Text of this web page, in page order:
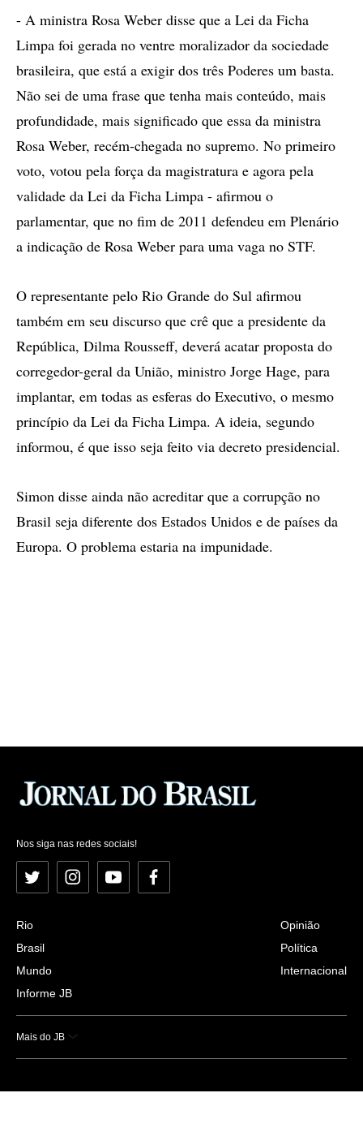
- A ministra Rosa Weber disse que a Lei da Ficha
Limpa foi gerada no ventre moralizador da sociedade
brasileira, que está a exigir dos três Poderes um basta.
Não sei de uma frase que tenha mais conteúdo, mais
profundidade, mais significado que essa da ministra
Rosa Weber, recém-chegada no supremo. No primeiro
voto, votou pela força da magistratura e agora pela
validade da Lei da Ficha Limpa - afirmou o
parlamentar, que no fim de 2011 defendeu em Plenário
a indicação de Rosa Weber para uma vaga no STF.
O representante pelo Rio Grande do Sul afirmou
também em seu discurso que crê que a presidente da
República, Dilma Rousseff, deverá acatar proposta do
corregedor-geral da União, ministro Jorge Hage, para
implantar, em todas as esferas do Executivo, o mesmo
princípio da Lei da Ficha Limpa. A ideia, segundo
informou, é que isso seja feito via decreto presidencial.
Simon disse ainda não acreditar que a corrupção no
Brasil seja diferente dos Estados Unidos e de países da
Europa. O problema estaria na impunidade.
Nos siga nas redes sociais!
Twitter InstagramYouTubeFacebook
Rio
Brasil
Mundo
Informe JB
Opinião
Política
Internacional
Mais do JB
Esportes